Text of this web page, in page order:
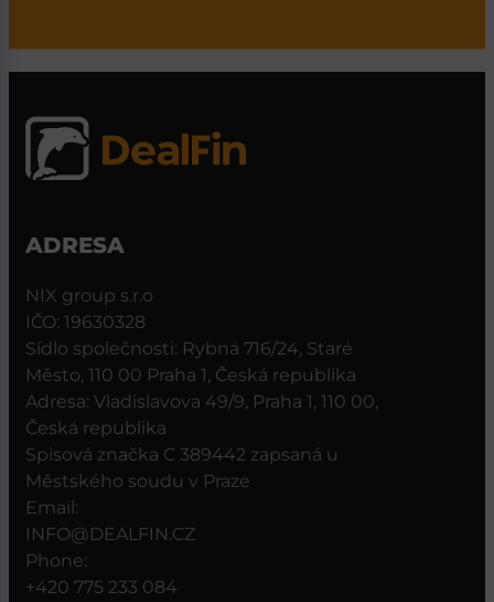
ADRESA
NIX group s.r.o
IČO: 19630328
Sídlo společnosti: Rybná 716/24, Staré
Město, 110 00 Praha 1, Česká republika
Adresa: Vladislavova 49/9, Praha 1, 110 00,
Česká republika
Spisová značka C 389442 zapsaná u
Městského soudu v Praze
Email:
INFO@DEALFIN.CZ
Phone:
+420 775 233 084